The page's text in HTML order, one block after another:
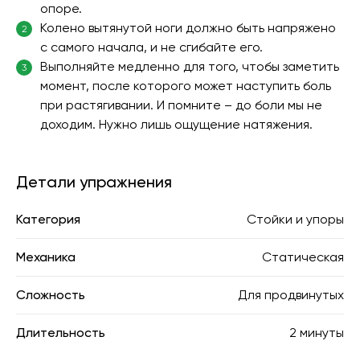
опоре.
2
Колено вытянутой ноги должно быть напряжено
с самого начала, и не сгибайте его.
3
Выполняйте медленно для того, чтобы заметить
момент, после которого может наступить боль
при растягивании. И помните – до боли мы не
доходим. Нужно лишь ощущение натяжения.
Детали упражнения
Категория Стойки и упоры
Механика Статическая
Сложность Для продвинутых
Длительность 2 минуты